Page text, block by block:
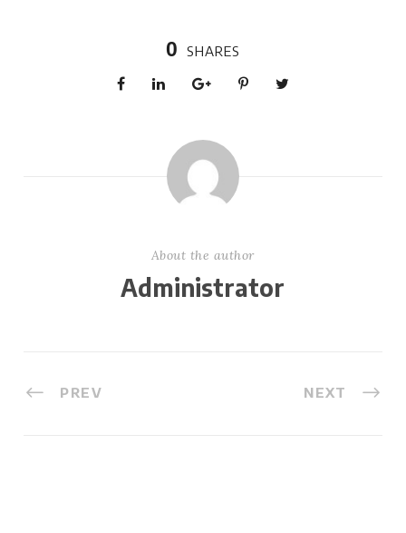
0 SHARES
About the author
Administrator
PREV NEXT